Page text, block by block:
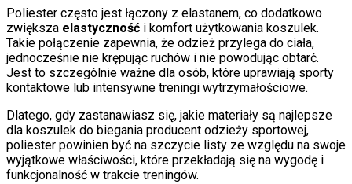
Poliester często jest łączony z elastanem, co dodatkowo
zwiększa elastyczność i komfort użytkowania koszulek.
Takie połączenie zapewnia, że odzież przylega do ciała,
jednocześnie nie krępując ruchów i nie powodując obtarć.
Jest to szczególnie ważne dla osób, które uprawiają sporty
kontaktowe lub intensywne treningi wytrzymałościowe.
Dlatego, gdy zastanawiasz się, jakie materiały są najlepsze
dla koszulek do biegania producent odzieży sportowej,
poliester powinien być na szczycie listy ze względu na swoje
wyjątkowe właściwości, które przekładają się na wygodę i
funkcjonalność w trakcie treningów.